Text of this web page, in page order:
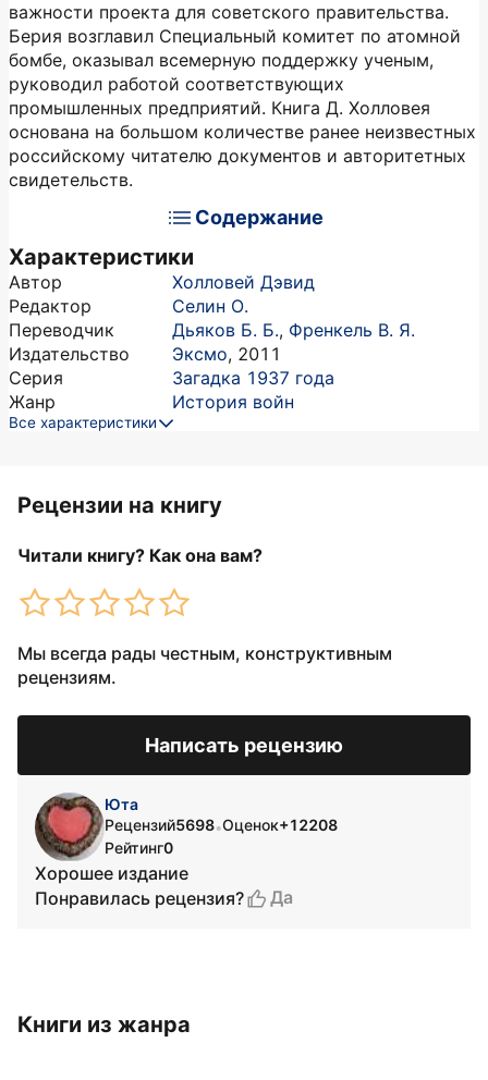
важности проекта для советского правительства.
Берия возглавил Специальный комитет по атомной
бомбе, оказывал всемерную поддержку ученым,
руководил работой соответствующих
промышленных предприятий. Книга Д. Холловея
основана на большом количестве ранее неизвестных
российскому читателю документов и авторитетных
свидетельств.
Содержание
Характеристики
Автор
Холловей Дэвид
Редактор
Селин О.
Переводчик
Дьяков Б. Б., Френкель В. Я.
Издательство
Эксмо, 2011
Серия
Загадка 1937 года
Жанр
История войн
Все характеристики
Рецензии на книгу
Читали книгу? Как она вам?
Мы всегда рады честным, конструктивным
рецензиям.
Написать рецензию
Юта
Рецензий5698•Оценок+12208
Рейтинг0
Хорошее издание
Понравилась рецензия?
Да
Книги из жанра